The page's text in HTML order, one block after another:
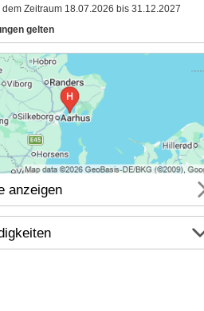
dem Zeitraum 18.07.2026 bis 31.12.2027
gelten
anzeigen